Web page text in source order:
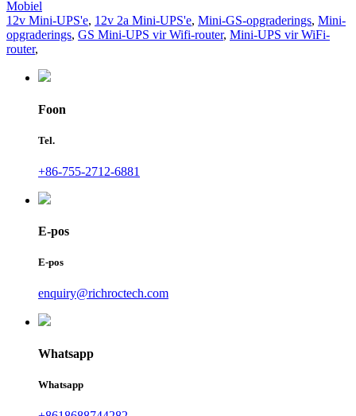
Mobiel
12v Mini-UPS'e, 12v 2a Mini-UPS'e, Mini-GS-opgraderings, Mini-
opgraderings, GS Mini-UPS vir Wifi-router, Mini-UPS vir WiFi-
router,
Foon
Tel.
+86-755-2712-6881
E-pos
E-pos
enquiry@richroctech.com
Whatsapp
Whatsapp